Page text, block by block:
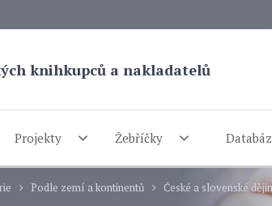
knihkupců a nakladatelů
Projekty Žebříčky
Podle zemí a kontinentů České a slovenské